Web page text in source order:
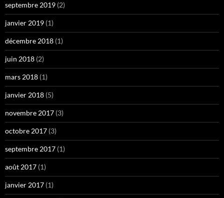
septembre 2019 (2)
janvier 2019 (1)
décembre 2018 (1)
juin 2018 (2)
mars 2018 (1)
janvier 2018 (5)
novembre 2017 (3)
octobre 2017 (3)
septembre 2017 (1)
août 2017 (1)
janvier 2017 (1)